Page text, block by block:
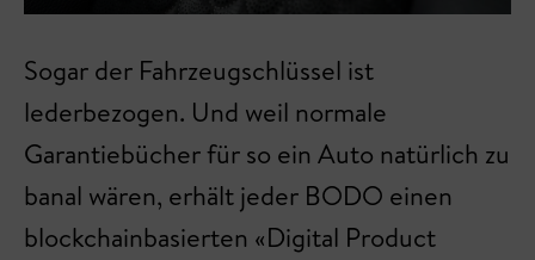
Sogar der Fahrzeugschlüssel ist
lederbezogen. Und weil normale
Garantiebücher für so ein Auto natürlich zu
banal wären, erhält jeder BODO einen
blockchainbasierten «Digital Product